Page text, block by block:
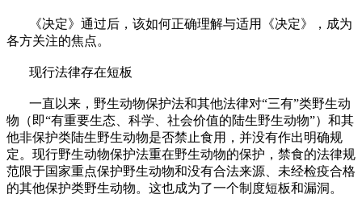
《决定》通过后，该如何正确理解与适用《决定》，成为
各方关注的焦点。
现行法律存在短板
一直以来，野生动物保护法和其他法律对“三有”类野生动
物（即“有重要生态、科学、社会价值的陆生野生动物”）和其
他非保护类陆生野生动物是否禁止食用，并没有作出明确规
定。现行野生动物保护法重在野生动物的保护，禁食的法律规
范限于国家重点保护野生动物和没有合法来源、未经检疫合格
的其他保护类野生动物。这也成为了一个制度短板和漏洞。